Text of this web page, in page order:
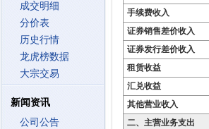
成交明细
分价表
历史行情
龙虎榜数据
大宗交易
新闻资讯
公司公告
手续费收入
证券销售差价收入
证券发行差价收入
租赁收益
汇兑收益
其他营业收入
二、主营业务支出